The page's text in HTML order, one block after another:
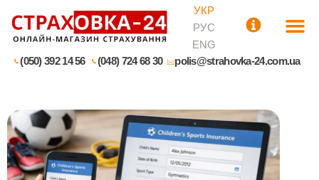
УКР
РУС
ENG
(050) 392 14 56 (048) 724 68 30 polis@strahovka-24.com.ua